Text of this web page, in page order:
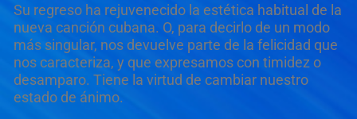
Su regreso ha rejuvenecido la estética habitual de la
nueva canción cubana. O, para decirlo de un modo
más singular, nos devuelve parte de la felicidad que
nos caracteriza, y que expresamos con timidez o
desamparo. Tiene la virtud de cambiar nuestro
estado de ánimo.